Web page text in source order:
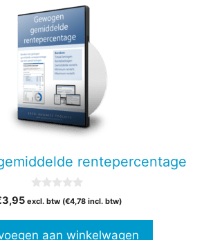
rentepercentage
v
5
3,95 excl. btw (€4,78incl. btw)
aan winkelwagen